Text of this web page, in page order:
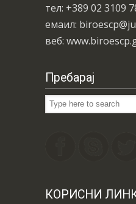
тел: +389 02 3109
емаил:
веб:
Пребарај
КОРИСНИ